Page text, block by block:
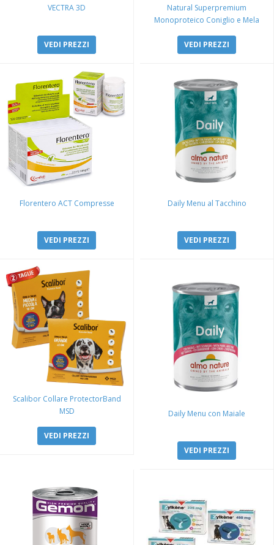
VECTRA 3D
VEDI PREZZI
Natural Superpremium
Monoproteico Coniglio e Mela
VEDI PREZZI
Florentero ACT Compresse
VEDI PREZZI
Daily Menu al Tacchino
VEDI PREZZI
Scalibor Collare ProtectorBand
MSD
VEDI PREZZI
Daily Menu con Maiale
VEDI PREZZI